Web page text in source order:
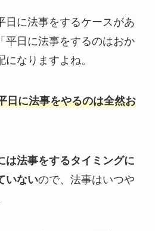
日に法事をするケースがあ
平日に法事をするのはおか
なりますよね。
日に法事をやるのは全然お
は法事をするタイミングに
いないので、法事はいつや